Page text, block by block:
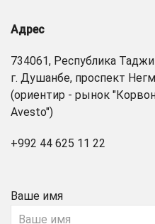
Адрес
734061, Республика
г. Душанбе, проспект
(ориентир - рынок
Avesto")
+992 44 625 11 22
Ваше имя